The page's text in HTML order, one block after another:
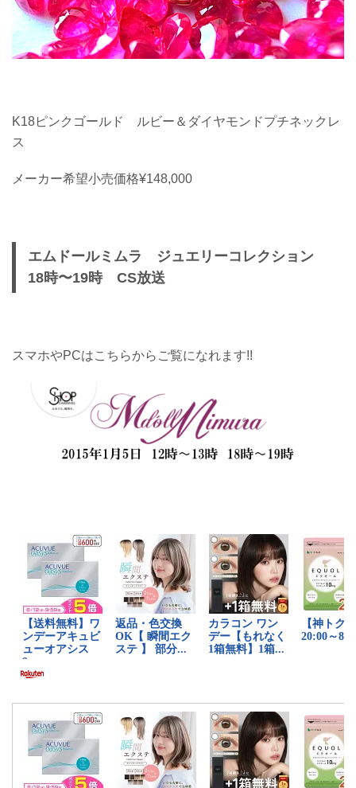
K18ピンクゴールド ルビー＆ダイヤモンドプチネックレ
ス
メーカー希望小売価格¥148,000
エムドールミムラ ジュエリーコレクション
18時〜19時 CS放送
スマホやPCはこちらからご覧になれます!!